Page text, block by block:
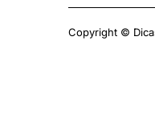
Copyright ©